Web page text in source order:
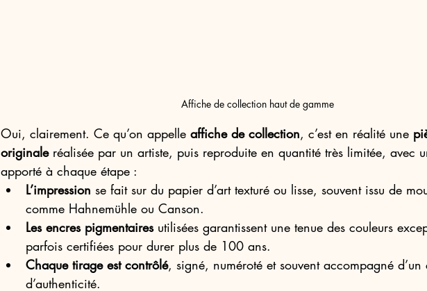
Affiche de collection haut de gamme
Oui, clairement. Ce qu’on appelle affiche de collection, c’est en réalité une
originale réalisée par un artiste, puis reproduite en quantité très limitée, avec
apporté à chaque étape :
L’impression se fait sur du papier d’art texturé ou lisse, souvent issu de
comme Hahnemühle ou Canson.
Les encres pigmentaires utilisées garantissent une tenue des couleurs
parfois certifiées pour durer plus de 100 ans.
Chaque tirage est contrôlé, signé, numéroté et souvent accompagné
d’authenticité.